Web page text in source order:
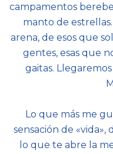
campamentos
manto de
arena, de esos que
gentes, esas que
gaitas.
Lo que más me
sensación de «vida»,
lo que te abre la